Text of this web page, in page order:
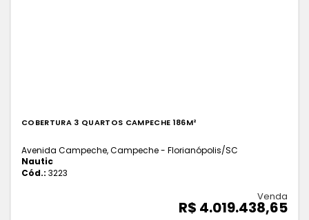
COBERTURA 3 QUARTOS CAMPECHE 186M²
Avenida Campeche, Campeche - Florianópolis/SC
Nautic
Cód.: 3223
Venda
R$ 4.019.438,65